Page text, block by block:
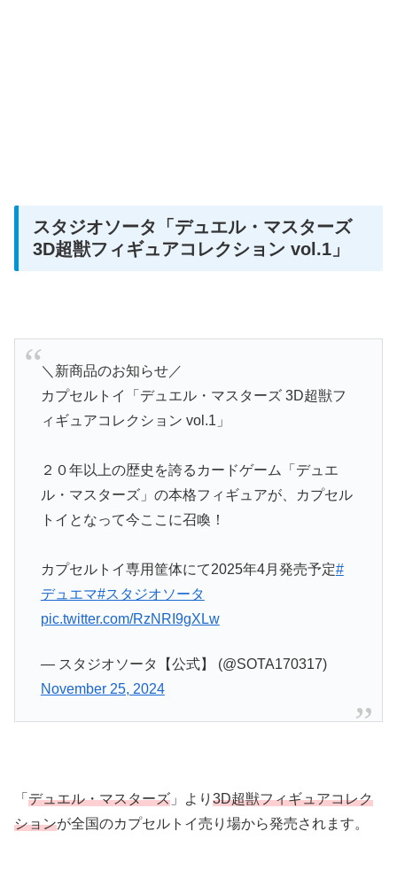
スタジオソータ 「デュエル・マスターズ
3D超獣フィギュアコレクション vol.1」
＼新商品のお知らせ／
カプセルトイ「デュエル・マスターズ 3D超獣フ
ィギュアコレクション vol.1」
２０年以上の歴史を誇るカードゲーム「デュエ
ル・マスターズ」の本格フィギュアが、カプセル
トイとなって今ここに召喚！
カプセルトイ専用筐体にて2025年4月発売予定#
デュエマ#スタジオソータ
pic.twitter.com/RzNRI9gXLw
— スタジオソータ【公式】 (@SOTA170317)
November 25, 2024
「 デュエル・マスターズ 」より 3D超獣フィギュアコレク
ションが全国のカプセルトイ売り場から発売されます。